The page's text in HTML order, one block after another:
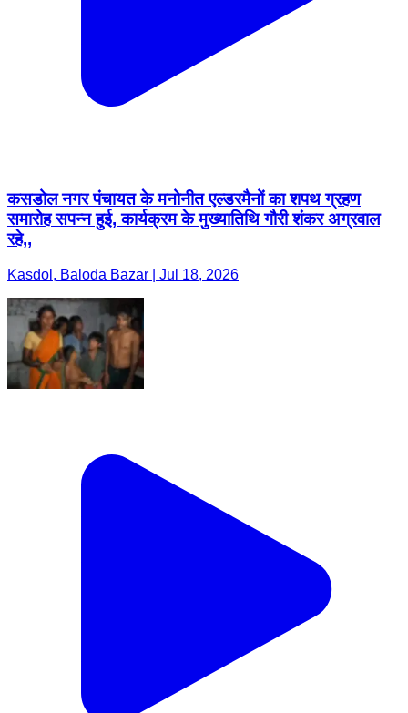
कसडोल नगर पंचायत के मनोनीत एल्डरमैनों का शपथ ग्रहण
समारोह सपन्न हुई, कार्यक्रम के मुख्यातिथि गौरी शंकर अग्रवाल
रहे,,
Kasdol, Baloda Bazar | Jul 18, 2026